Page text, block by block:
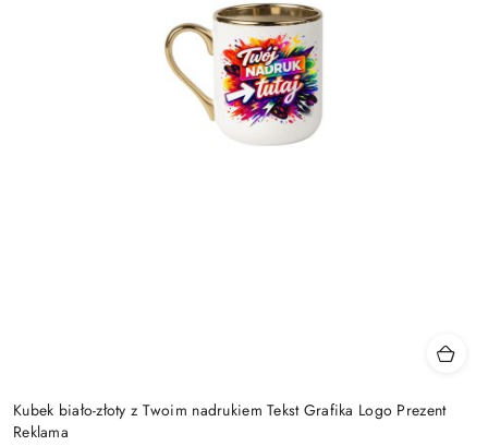
Kubek biało-złoty z Twoim nadrukiem Tekst Grafika Logo Prezent
Reklama